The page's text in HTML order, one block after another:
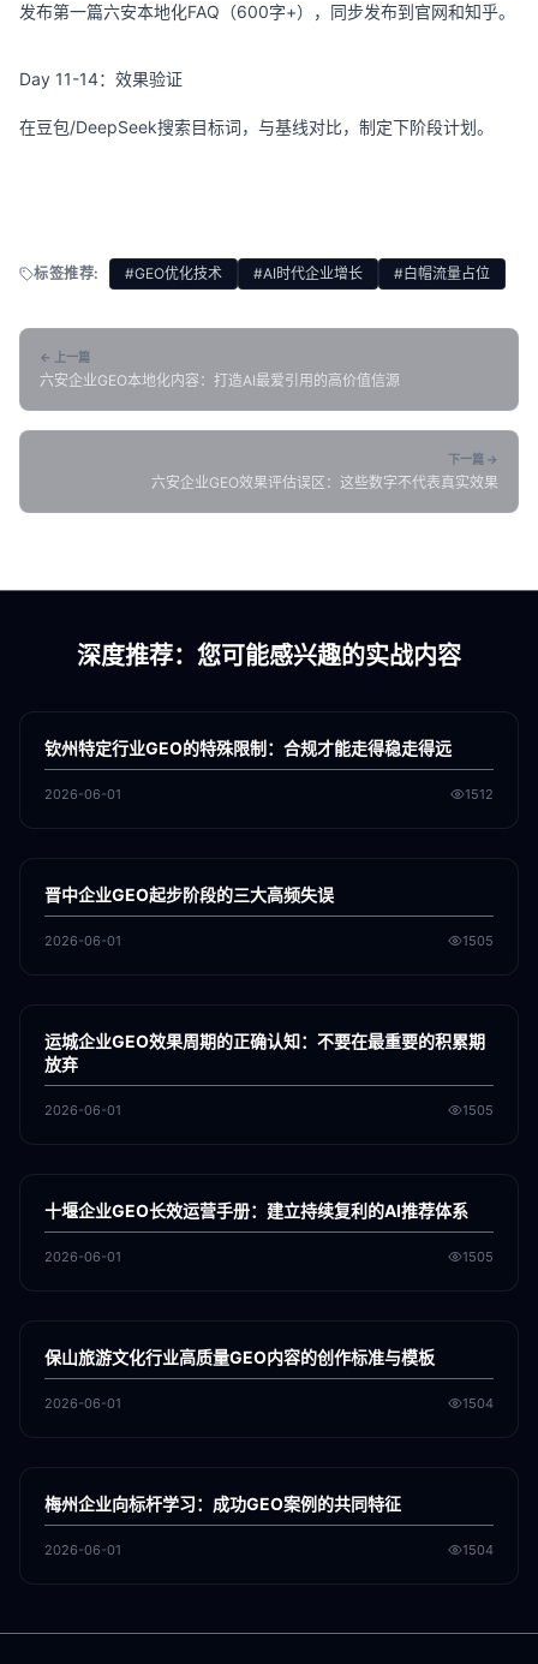
发布第一篇六安本地化FAQ（600字+），同步发布到官网和知乎。
Day 11-14：效果验证
在豆包/DeepSeek搜索目标词，与基线对比，制定下阶段计划。
标签推荐: #GEO优化技术 #AI时代企业增长 #白帽流量占位
← 上一篇
六安企业GEO本地化内容：打造AI最爱引用的高价值信源
下一篇 →
六安企业GEO效果评估误区：这些数字不代表真实效果
深度推荐：您可能感兴趣的实战内容
GEO
钦州特定行业GEO的特殊限制：合规才能走得稳走得远
2026-06-01 1512
GEO
晋中企业GEO起步阶段的三大高频失误
2026-06-01 1505
GEO
运城企业GEO效果周期的正确认知：不要在最重要的积累期
放弃
2026-06-01 1505
GEO
十堰企业GEO长效运营手册：建立持续复利的AI推荐体系
2026-06-01 1505
GEO
保山旅游文化行业高质量GEO内容的创作标准与模板
2026-06-01 1504
GEO
梅州企业向标杆学习：成功GEO案例的共同特征
2026-06-01 1504